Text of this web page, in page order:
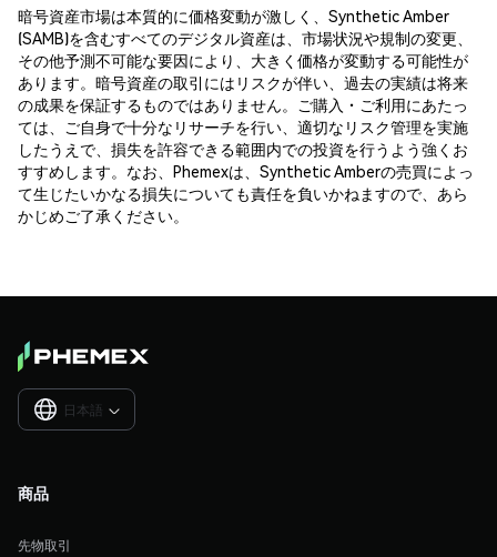
暗号資産市場は本質的に価格変動が激しく、Synthetic Amber
(SAMB)を含むすべてのデジタル資産は、市場状況や規制の変更、
その他予測不可能な要因により、大きく価格が変動する可能性が
あります。暗号資産の取引にはリスクが伴い、過去の実績は将来
の成果を保証するものではありません。ご購入・ご利用にあたっ
ては、ご自身で十分なリサーチを行い、適切なリスク管理を実施
したうえで、損失を許容できる範囲内での投資を行うよう強くお
すすめします。なお、Phemexは、Synthetic Amberの売買によっ
て生じたいかなる損失についても責任を負いかねますので、あら
かじめご了承ください。
日本語 
商品
先物取引